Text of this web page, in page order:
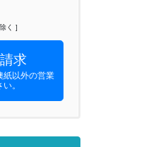
く ]
求
紙以外の営業
。